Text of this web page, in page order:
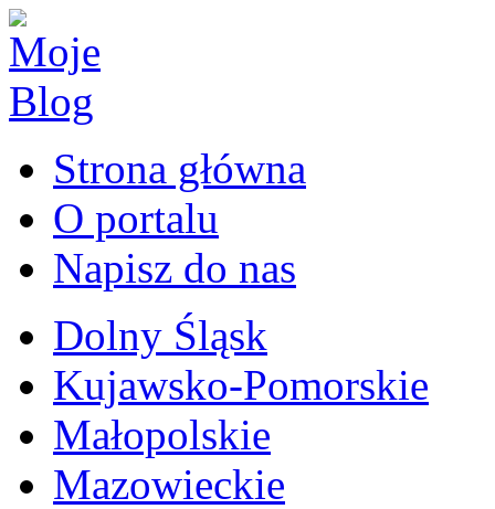
Strona główna
O portalu
Napisz do nas
Dolny Śląsk
Kujawsko-Pomorskie
Małopolskie
Mazowieckie